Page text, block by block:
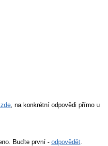
, na konkrétní odpovědi přímo u
Buďte první - odpovědět